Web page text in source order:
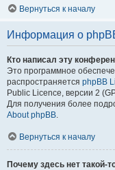
Вернуться к началу
Информация о
Кто написал эту
Это программное
распространяется phpBB
Public Licence, версии 2
Для получения более
About phpBB.
Вернуться к началу
Почему здесь нет такой-